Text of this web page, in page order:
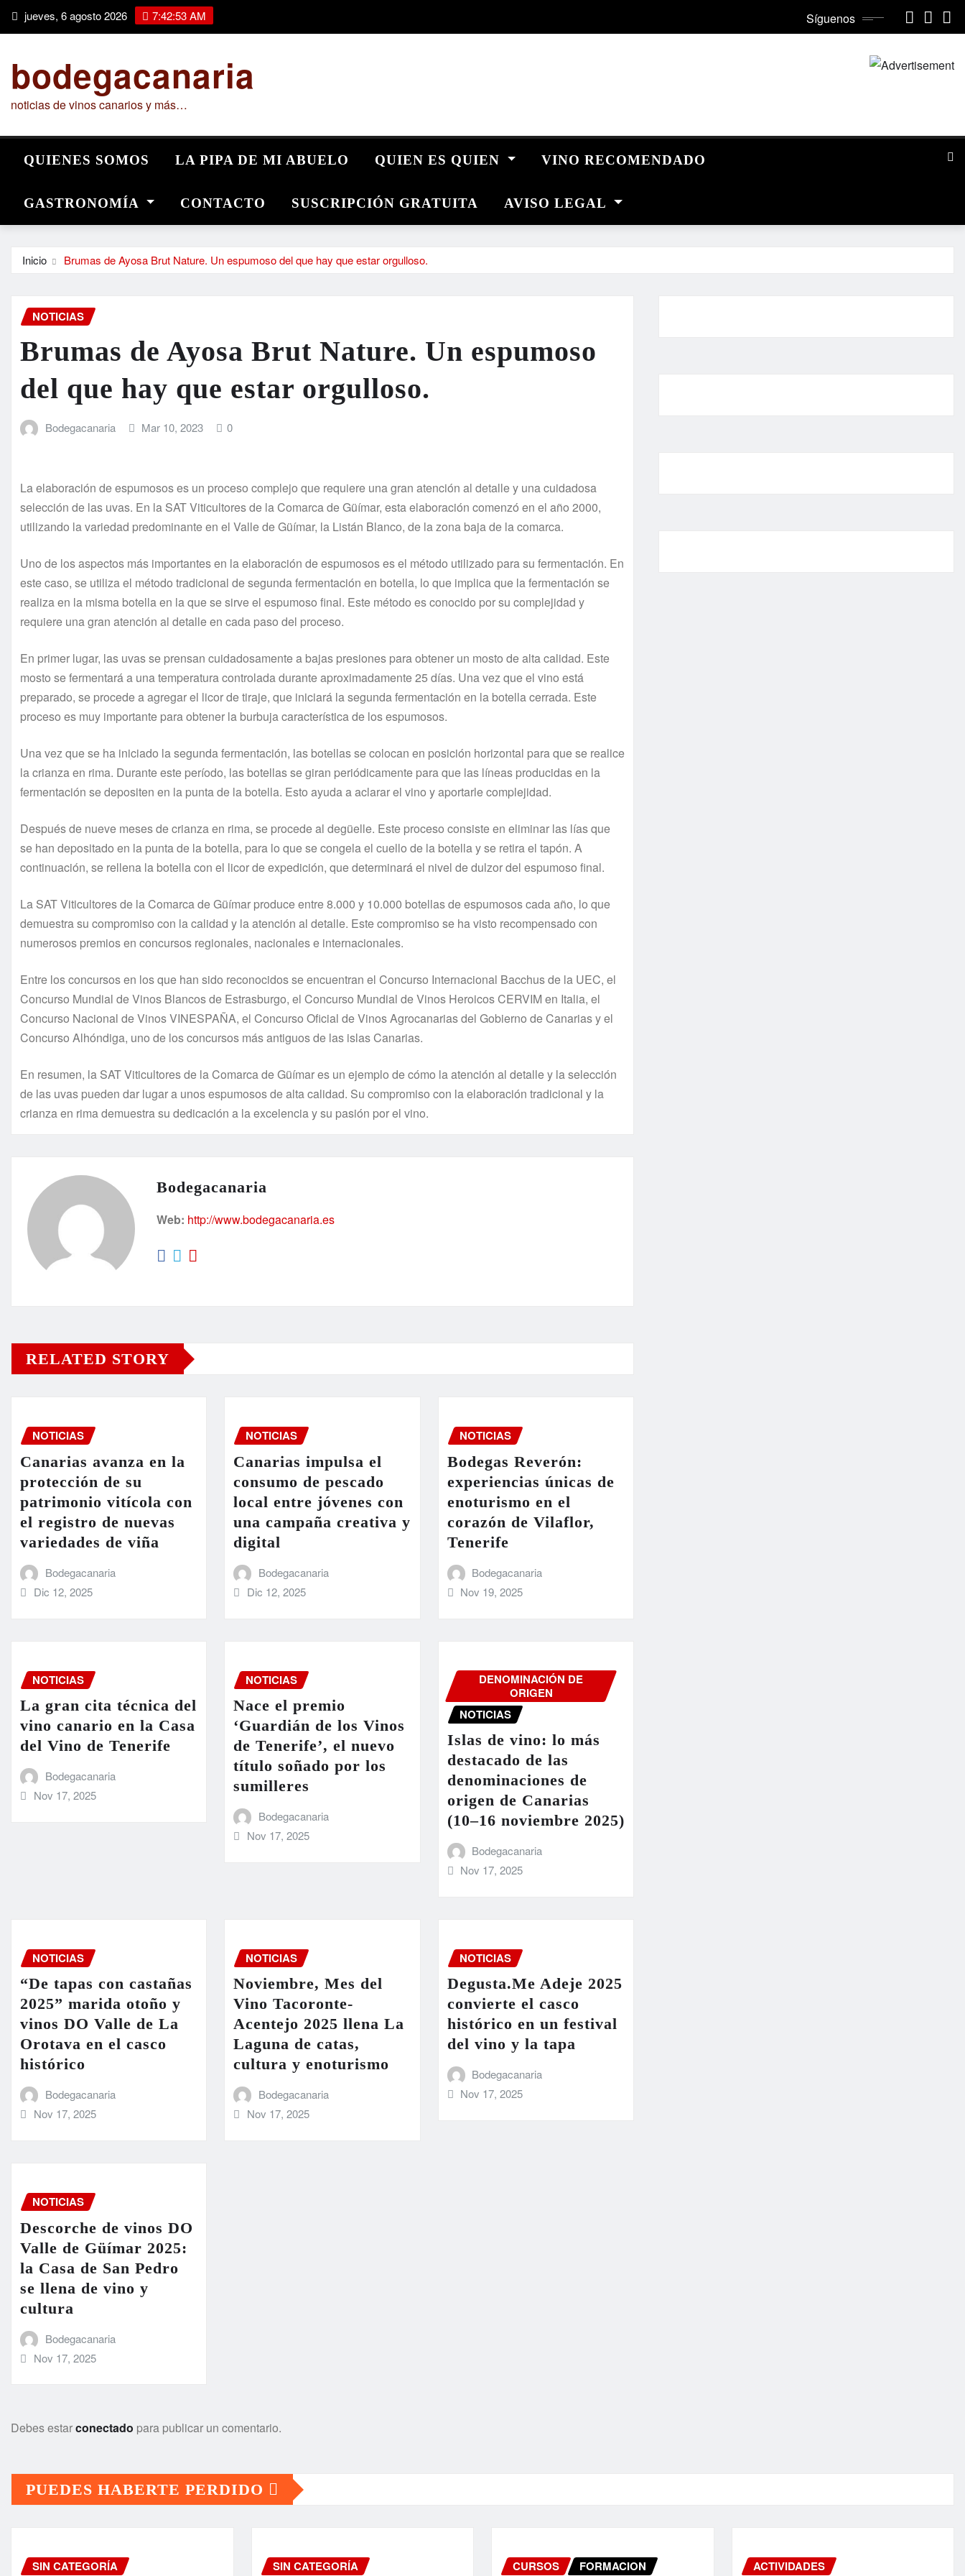
Saltarjueves, 6 agosto 2026 7:42:54 AM Síguenos
bodegacanaria
noticias de vinos canarios y más…
QUIENES SOMOS LA PIPA DE MI ABUELO QUIEN ES QUIEN VINO RECOMENDADO
GASTRONOMÍA CONTACTO SUSCRIPCIÓN GRATUITA AVISO LEGAL
Inicio Brumas de Ayosa Brut Nature. Un espumoso del que hay que estar orgulloso.
NOTICIAS
Brumas de Ayosa Brut Nature. Un espumoso
del que hay que estar orgulloso.
Bodegacanaria Mar 10, 2023 0
La elaboración de espumosos es un proceso complejo que requiere una gran atención al detalle y una cuidadosa
selección de las uvas. En la SAT Viticultores de la Comarca de Güímar, esta elaboración comenzó en el año 2000,
utilizando la variedad predominante en el Valle de Güímar, la Listán Blanco, de la zona baja de la comarca.
Uno de los aspectos más importantes en la elaboración de espumosos es el método utilizado para su fermentación. En
este caso, se utiliza el método tradicional de segunda fermentación en botella, lo que implica que la fermentación se
realiza en la misma botella en la que se sirve el espumoso final. Este método es conocido por su complejidad y
requiere una gran atención al detalle en cada paso del proceso.
En primer lugar, las uvas se prensan cuidadosamente a bajas presiones para obtener un mosto de alta calidad. Este
mosto se fermentará a una temperatura controlada durante aproximadamente 25 días. Una vez que el vino está
preparado, se procede a agregar el licor de tiraje, que iniciará la segunda fermentación en la botella cerrada. Este
proceso es muy importante para obtener la burbuja característica de los espumosos.
Una vez que se ha iniciado la segunda fermentación, las botellas se colocan en posición horizontal para que se realice
la crianza en rima. Durante este período, las botellas se giran periódicamente para que las líneas producidas en la
fermentación se depositen en la punta de la botella. Esto ayuda a aclarar el vino y aportarle complejidad.
Después de nueve meses de crianza en rima, se procede al degüelle. Este proceso consiste en eliminar las lías que
se han depositado en la punta de la botella, para lo que se congela el cuello de la botella y se retira el tapón. A
continuación, se rellena la botella con el licor de expedición, que determinará el nivel de dulzor del espumoso final.
La SAT Viticultores de la Comarca de Güímar produce entre 8.000 y 10.000 botellas de espumosos cada año, lo que
demuestra su compromiso con la calidad y la atención al detalle. Este compromiso se ha visto recompensado con
numerosos premios en concursos regionales, nacionales e internacionales.
Entre los concursos en los que han sido reconocidos se encuentran el Concurso Internacional Bacchus de la UEC, el
Concurso Mundial de Vinos Blancos de Estrasburgo, el Concurso Mundial de Vinos Heroicos CERVIM en Italia, el
Concurso Nacional de Vinos VINESPAÑA, el Concurso Oficial de Vinos Agrocanarias del Gobierno de Canarias y el
Concurso Alhóndiga, uno de los concursos más antiguos de las islas Canarias.
En resumen, la SAT Viticultores de la Comarca de Güímar es un ejemplo de cómo la atención al detalle y la selección
de las uvas pueden dar lugar a unos espumosos de alta calidad. Su compromiso con la elaboración tradicional y la
crianza en rima demuestra su dedicación a la excelencia y su pasión por el vino.
Bodegacanaria
Web: http://www.bodegacanaria.es
RELATED STORY
NOTICIAS
Canarias avanza en la
protección de su
patrimonio vitícola con
el registro de nuevas
variedades de viña
Bodegacanaria
Dic 12, 2025
NOTICIAS
Canarias impulsa el
consumo de pescado
local entre jóvenes con
una campaña creativa y
digital
Bodegacanaria
Dic 12, 2025
NOTICIAS
Bodegas Reverón:
experiencias únicas de
enoturismo en el
corazón de Vilaflor,
Tenerife
Bodegacanaria
Nov 19, 2025
NOTICIAS
La gran cita técnica del
vino canario en la Casa
del Vino de Tenerife
Bodegacanaria
Nov 17, 2025
NOTICIAS
Nace el premio
‘Guardián de los Vinos
de Tenerife’, el nuevo
título soñado por los
sumilleres
Bodegacanaria
Nov 17, 2025
DENOMINACIÓN DE
ORIGEN
NOTICIAS
Islas de vino: lo más
destacado de las
denominaciones de
origen de Canarias
(10–16 noviembre 2025)
Bodegacanaria
Nov 17, 2025
NOTICIAS
“De tapas con castañas
2025” marida otoño y
vinos DO Valle de La
Orotava en el casco
histórico
Bodegacanaria
Nov 17, 2025
NOTICIAS
Noviembre, Mes del
Vino Tacoronte-
Acentejo 2025 llena La
Laguna de catas,
cultura y enoturismo
Bodegacanaria
Nov 17, 2025
NOTICIAS
Degusta.Me Adeje 2025
convierte el casco
histórico en un festival
del vino y la tapa
Bodegacanaria
Nov 17, 2025
NOTICIAS
Descorche de vinos DO
Valle de Güímar 2025:
la Casa de San Pedro
se llena de vino y
cultura
Bodegacanaria
Nov 17, 2025
Debes estarconectado para publicar un comentario.
PUEDES HABERTE PERDIDO
SIN CATEGORÍA SIN CATEGORÍA CURSOS FORMACION ACTIVIDADES